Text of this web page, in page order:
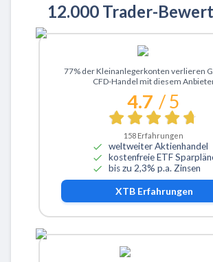
12.000 Trader-
Zu XTB
77% der Kleinanlegerkonten verlieren
CFD-Handel mit diesem
4.7 / 5
158 Erfahrungen
weltweiter Aktienhandel
kostenfreie ETF
bis zu 2,3% p.a. Zinsen
XTBErfahrungen